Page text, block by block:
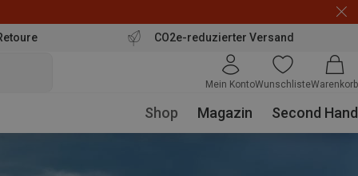
CO2e-reduzierter Versand
Mein KontoWunschlisteWarenkorb
Shop Magazin Second Hand